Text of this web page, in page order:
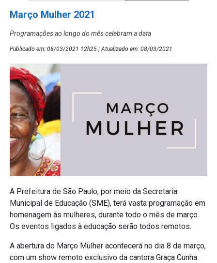
Março Mulher 2021
Programações ao longo do mês celebram a data
Publicado em: 08/03/2021 12h25 | Atualizado em: 08/03/2021
A Prefeitura de São Paulo, por meio da Secretaria
Municipal de Educação (SME), terá vasta programação em
homenagem às mulheres, durante todo o mês de março.
Os eventos ligados à educação serão todos remotos.
A abertura do Março Mulher acontecerá no dia 8 de março,
com um show remoto exclusivo da cantora Graça Cunha.